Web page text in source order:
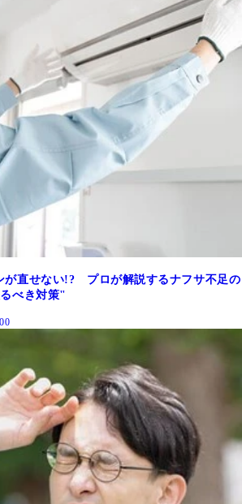
が直せない!? プロが解説するナフサ不足の
べき対策"